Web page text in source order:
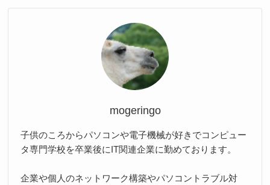
mogeringo
子供のころからパソコンや電子機械が好きでコンピュー
タ専門学校を卒業後にIT関連企業に勤めております。
企業や個人のネットワーク構築やパソコントラブル対